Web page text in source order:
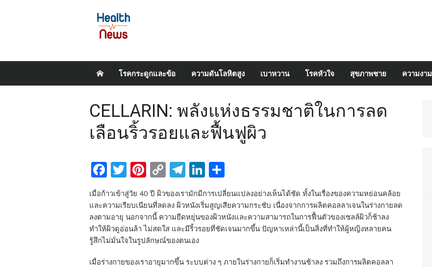
โรคกระดูกและข้อ ความดันโลหิตสูง เบาหวาน โรคหัวใจ สุขภาพชาย ความงาม
CELLARIN: พลังแห่งธรรมชาติในการลด
เลือนริ้วรอยและฟื้นฟูผิว
Facebook
Twitter
Pinterest
Copy
Link
Telegram
LinkedIn
เมื่อก้าวเข้าสู่วัย 40 ปี ผิวของเรามักมีการเปลี่ยนแปลงอย่างเห็นได้ชัด ทั้งในเรื่องของความหย่อนคล้อย
และความเรียบเนียนที่ลดลง ผิวหนังเริ่มสูญเสียความกระชับ เนื่องจากการผลิตคอลลาเจนในร่างกายลด
ลงตามอายุ นอกจากนี้ ความยืดหยุ่นของผิวหนังและความสามารถในการฟื้นตัวของเซลล์ผิวก็ช้าลง
ทำให้ผิวดูอ่อนล้า ไม่สดใส และมีริ้วรอยที่ชัดเจนมากขึ้น ปัญหาเหล่านี้เป็นสิ่งที่ทำให้ผู้หญิงหลายคน
รู้สึกไม่มั่นใจในรูปลักษณ์ของตนเอง
เมื่อร่างกายของเราอายุมากขึ้น ระบบต่าง ๆ ภายในร่างกายก็เริ่มทำงานช้าลง รวมถึงการผลิตคอลลา